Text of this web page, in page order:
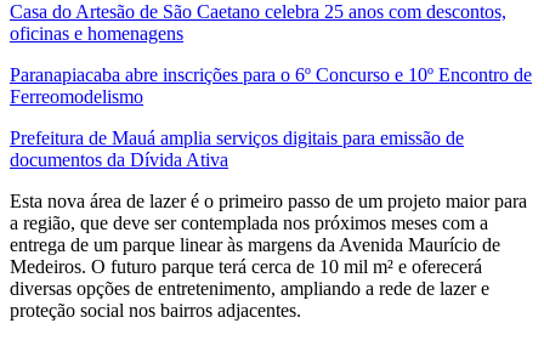
Casa do Artesão de São Caetano celebra 25 anos com descontos,
oficinas e homenagens
Paranapiacaba abre inscrições para o 6º Concurso e 10º Encontro de
Ferreomodelismo
Prefeitura de Mauá amplia serviços digitais para emissão de
documentos da Dívida Ativa
Esta nova área de lazer é o primeiro passo de um projeto maior para
a região, que deve ser contemplada nos próximos meses com a
entrega de um parque linear às margens da Avenida Maurício de
Medeiros. O futuro parque terá cerca de 10 mil m² e oferecerá
diversas opções de entretenimento, ampliando a rede de lazer e
proteção social nos bairros adjacentes.